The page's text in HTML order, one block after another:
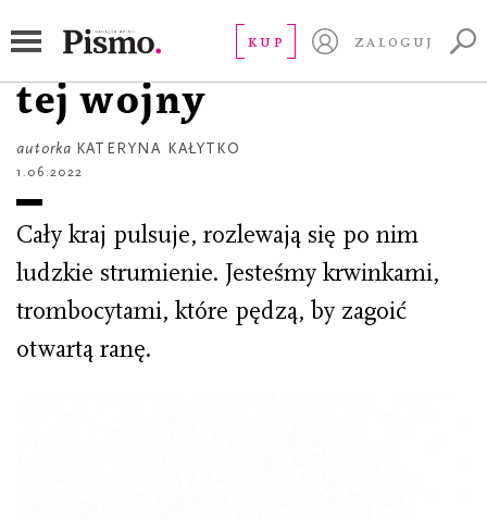
KUP ZALOGUJ
Urodziliśmy się dla
tej wojny
autorka KATERYNA KAŁYTKO
1.06.2022
Cały kraj pulsuje, rozlewają się po nim
ludzkie strumienie. Jesteśmy krwinkami,
trombocytami, które pędzą, by zagoić
otwartą ranę.